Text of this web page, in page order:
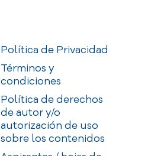
Política de Privacidad
Términos y
condiciones
Política de derechos
de autor y/o
autorización de uso
sobre los contenidos